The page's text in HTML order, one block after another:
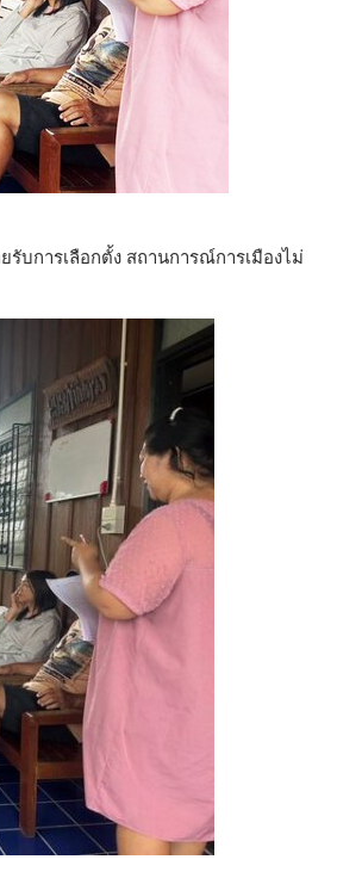
บการเลือกตั้ง สถานการณ์การเมืองไม่